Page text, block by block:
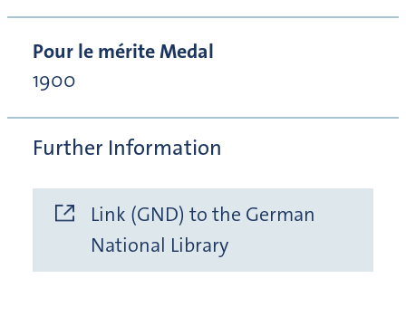
Pour le mérite Medal
1900
Further Information
Link (GND) to the German
National Library